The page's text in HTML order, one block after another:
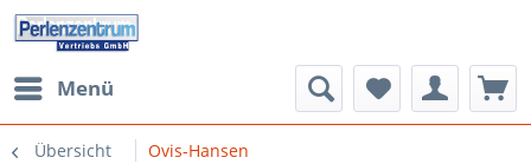
Menü
Übersicht Ovis-Hansen